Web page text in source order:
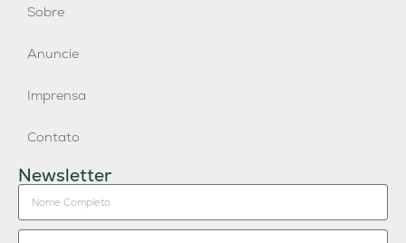
Sobre
Anuncie
Imprensa
Contato
Newsletter